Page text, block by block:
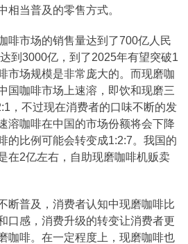
相当普及的零售方式。
啡市场的销售量达到了700亿人民
到3000亿，到了2025年有望突破1
市场规模是非常庞大的。而现磨咖
国咖啡市场上速溶，即饮和现磨三
，不过现在消费者的口味不断的发
溶咖啡在中国的市场份额将会下降
的比例可能会转变成1:2:7。我国的
在2亿左右，自助现磨咖啡机贩卖
断普及，消费者认知中现磨咖啡比
口感，消费升级的转变让消费者更
咖啡。在一定程度上，现磨咖啡也